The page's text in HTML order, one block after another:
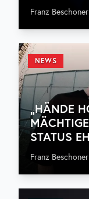
Franz Beschoner
NEWS
„HÄNDE
STATUS
Franz Beschoner